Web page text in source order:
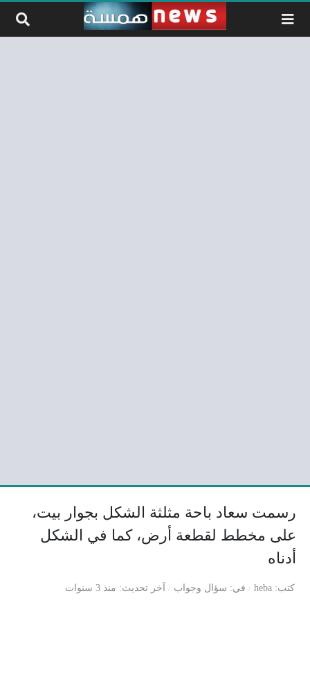
التخطي إلى المحتوى
رسمت سعاد باحة مثلثة الشكل بجوار بيت،
على مخطط لقطعة أرض، كما في الشكل
أدناه
كتب heba في سؤال وجواب آخر تحديث منذ 3 سنوات